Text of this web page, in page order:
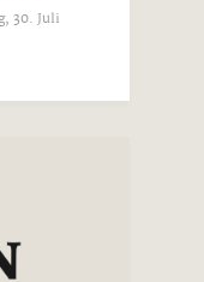
30. Juli